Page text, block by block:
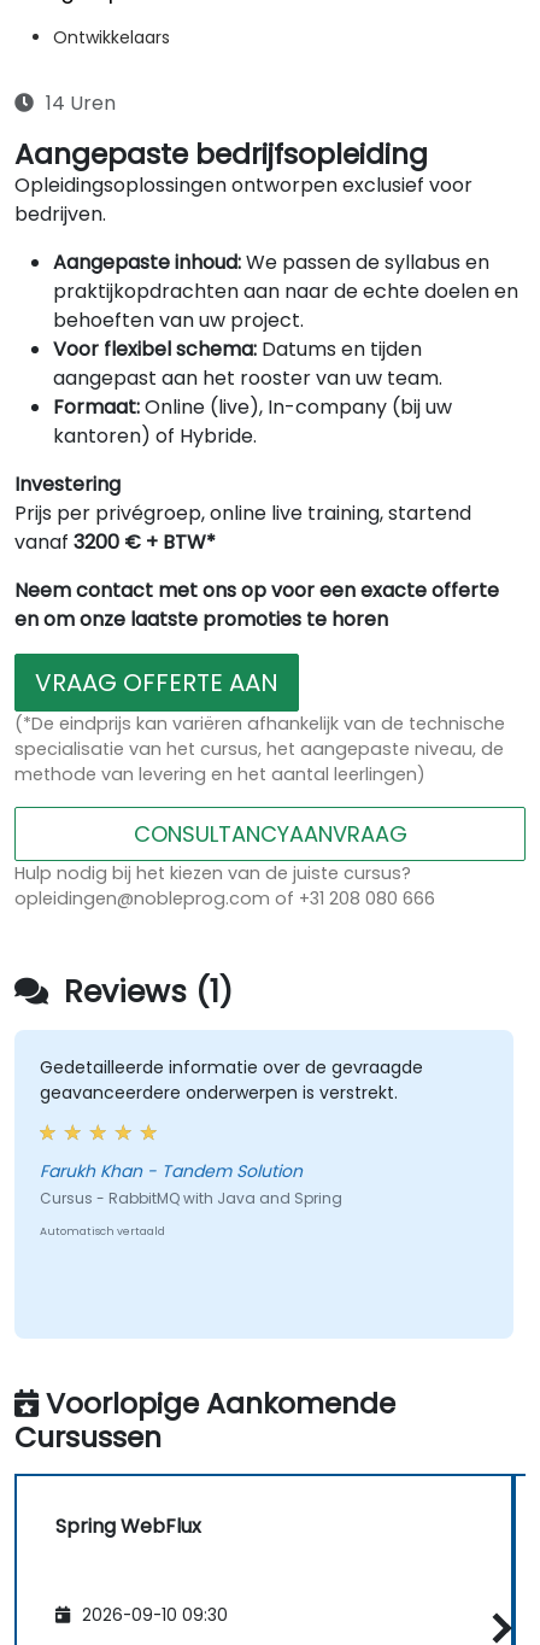
Ontwikkelaars
14 Uren
Aangepaste bedrijfsopleiding
Opleidingsoplossingen ontworpen exclusief voor
bedrijven.
Aangepaste inhoud:We passen de syllabus en
praktijkopdrachten aan naar de echte doelen en
behoeften van uw project.
Voor flexibel schema: Datums en tijden
aangepast aan het rooster van uw team.
Formaat:Online (live), In-company (bij uw
kantoren) of Hybride.
Investering
Prijs per privégroep, online live training, startend
vanaf 3200 € + BTW*
Neem contact met ons op voor een exacte offerte
en om onze laatste promoties te horen
VRAAG OFFERTE AAN
(*De eindprijs kan variëren afhankelijk van de technische
specialisatie van het cursus, het aangepaste niveau, de
methode van levering en het aantal leerlingen)
CONSULTANCYAANVRAAG
Hulp nodig bij het kiezen van de juiste cursus?
opleidingen@nobleprog.com of +31 208 080 666
Reviews (1)
Gedetailleerde informatie over de gevraagde
geavanceerdere onderwerpen is verstrekt.
Farukh Khan - Tandem Solution
Cursus - RabbitMQ with Java and Spring
Automatisch vertaald
Voorlopige Aankomende
Cursussen
Spring WebFlux
2026-09-10 09:30